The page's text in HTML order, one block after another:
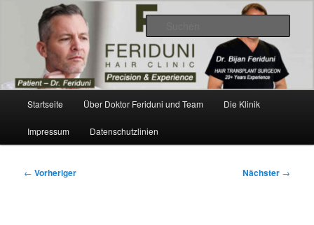
Dr. Feriduni Haartransplantation –
Blog Österreich
Videos, Ergebnisse, Bilder
Startseite Über Doktor Feriduni und Team Die Klinik
Impressum Datenschutzlinien
Beitragsnavigation
← Vorheriger Nächster →